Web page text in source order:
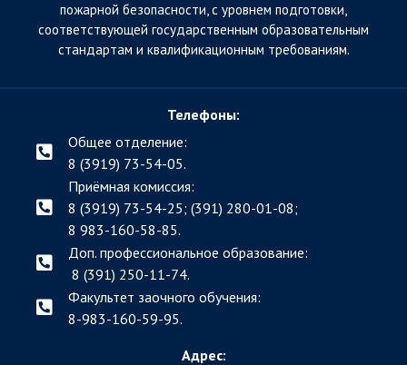
пожарной безопасности, с уровнем подготовки,
соответствующей государственным образовательным
стандартам и квалификационным требованиям.
Телефоны:
Общее отделение:
8 (3919) 73-54-05.
Приёмная комиссия:
8 (3919) 73-54-25; (391) 280-01-08;
8 983-160-58-85.
Доп. профессиональное образование:
8 (391) 250-11-74.
Факультет заочного обучения:
8-983-160-59-95.
Адрес: